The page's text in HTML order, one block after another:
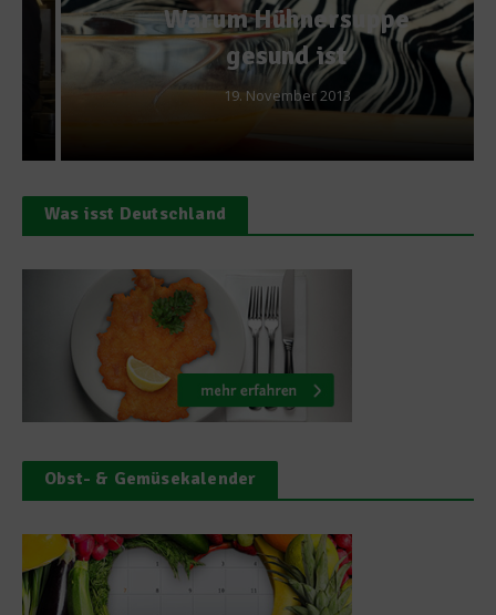
Warum Hühnersuppe
gesund ist
19. November 2013
Was isst Deutschland
Obst- & Gemüsekalender